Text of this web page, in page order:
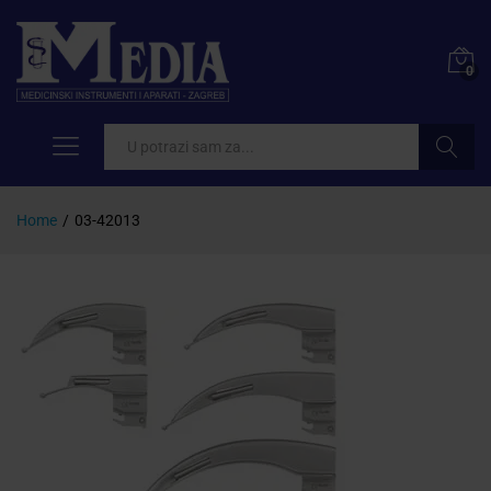
0
Home / 03-42013